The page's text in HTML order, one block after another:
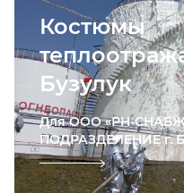
Костюмы
Бузулук
Для ООО «РН-
ПОДРАЗДЕЛЕНИЕ г.